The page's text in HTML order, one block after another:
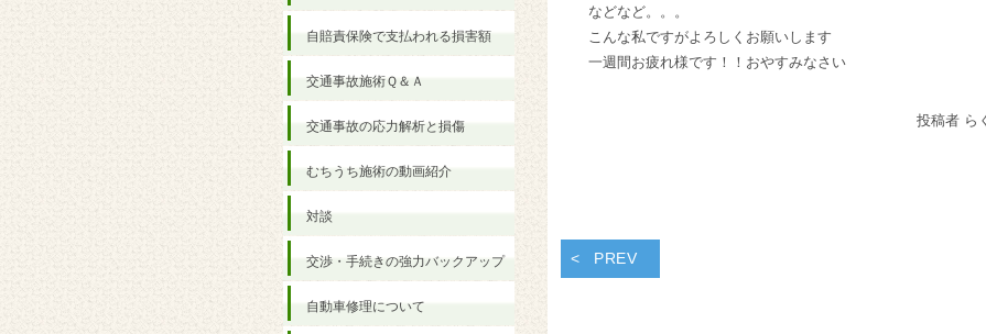
などなど。。。
こんな私ですがよろしくお願いします
一週間お疲れ様です！！おやすみなさい
投稿者 ら
PREV
自賠責保険で支払われる損害額
交通事故施術Ｑ＆Ａ
交通事故の応力解析と損傷
むちうち施術の動画紹介
対談
交渉・手続きの強力バックアップ
自動車修理について